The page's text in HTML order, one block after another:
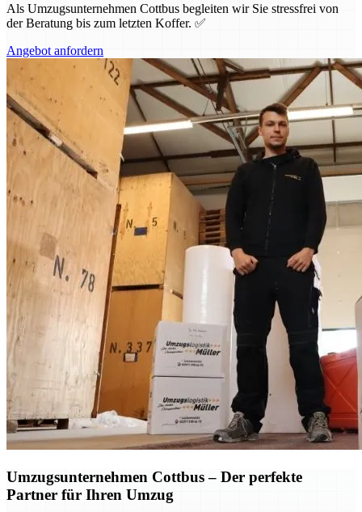
Als Umzugsunternehmen Cottbus begleiten wir Sie stressfrei von
der Beratung bis zum letzten Koffer. ✅
Angebot anfordern
Umzugsunternehmen Cottbus – Der perfekte
Partner für Ihren Umzug